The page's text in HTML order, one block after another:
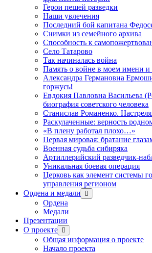
Герои пешей разведки
Наши увлечения
Последний бой капитана
Снимки из семейного архива
Способность к
Село Татарово
Так начиналась война
Память о войне в моем имени и
Александра Германовна
горжусь!
Евдокия Павловна Васильева
биография советского человека
Станислав Романенко.
Раскулаченные: верность
«В плену работал плохо…»
Первая мировая: братание
Военная судьба сибиряка
Артиллерийский разведчик-
Уникальная боевая операция
Церковь как элемент системы
управления регионом
Ордена и медали
открыть
меню
Ордена
Медали
Презентации
О проекте открыть
меню
Общая информация о проекте
Начало проекта